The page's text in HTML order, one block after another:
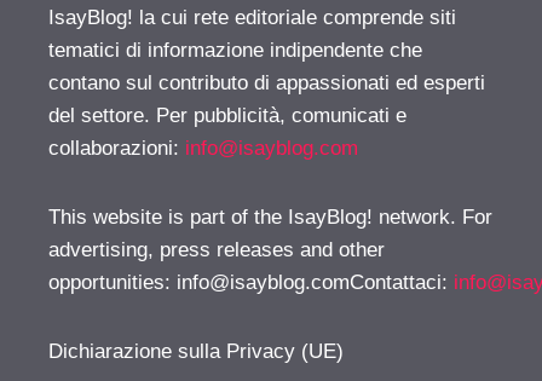
IsayBlog! la cui rete editoriale comprende siti
tematici di informazione indipendente che
contano sul contributo di appassionati ed esperti
del settore. Per pubblicità, comunicati e
collaborazioni: info@isayblog.com
This website is part of the IsayBlog! network. For
advertising, press releases and other
opportunities: info@isayblog.comContattaci:
Dichiarazione sulla Privacy (UE)